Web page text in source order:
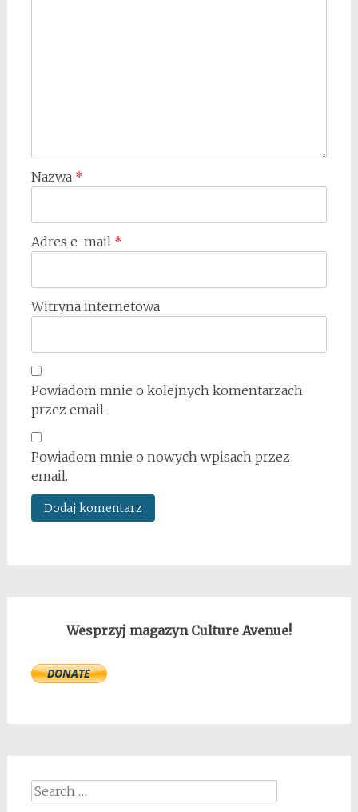
Nazwa *
Adres e-mail *
Witryna internetowa
Powiadom mnie o kolejnych komentarzach
przez email.
Powiadom mnie o nowych wpisach przez
email.
Wesprzyj magazyn Culture Avenue!
Search
for: